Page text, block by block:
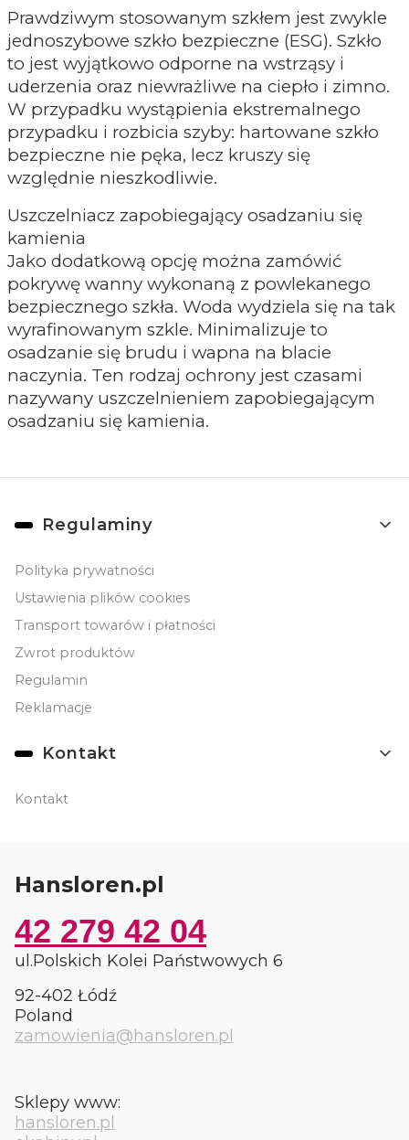
Prawdziwym stosowanym szkłem jest zwykle
jednoszybowe szkło bezpieczne (ESG). Szkło
to jest wyjątkowo odporne na wstrząsy i
uderzenia oraz niewrażliwe na ciepło i zimno.
W przypadku wystąpienia ekstremalnego
przypadku i rozbicia szyby: hartowane szkło
bezpieczne nie pęka, lecz kruszy się
względnie nieszkodliwie.
Uszczelniacz zapobiegający osadzaniu się
kamienia
Jako dodatkową opcję można zamówić
pokrywę wanny wykonaną z powlekanego
bezpiecznego szkła. Woda wydziela się na tak
wyrafinowanym szkle. Minimalizuje to
osadzanie się brudu i wapna na blacie
naczynia. Ten rodzaj ochrony jest czasami
nazywany uszczelnieniem zapobiegającym
osadzaniu się kamienia.
Linki w stopce
Regulaminy
Polityka prywatności
Ustawienia plików cookies
Transport towarów i płatności
Zwrot produktów
Regulamin
Reklamacje
Kontakt
Kontakt
Hansloren.pl
42 279 42 04
ul.Polskich Kolei Państwowych 6
92-402 Łódź
Poland
zamowienia@hansloren.pl
Sklepy www:
hansloren.pl